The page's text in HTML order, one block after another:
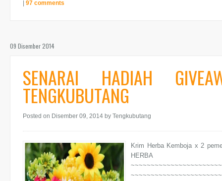
97 comments
09 Disember 2014
SENARAI HADIAH
TENGKUBUTANG
Posted on Disember 09, 2014 by Tengkubutang
Krim Herba Kemboja x 2
HERBA